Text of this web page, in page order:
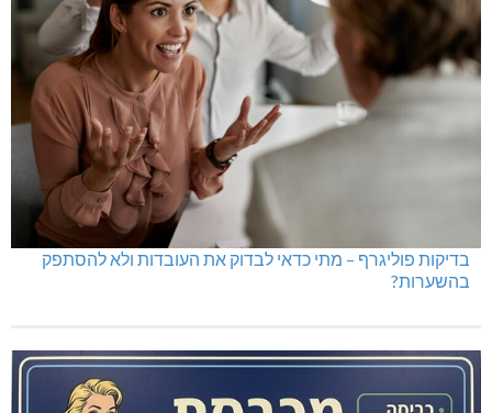
בדיקות פוליגרף – מתי כדאי לבדוק את העובדות ולא להסתפק
בהשערות?